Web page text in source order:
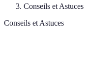
Conseils et Astuces
Conseils et Astuces